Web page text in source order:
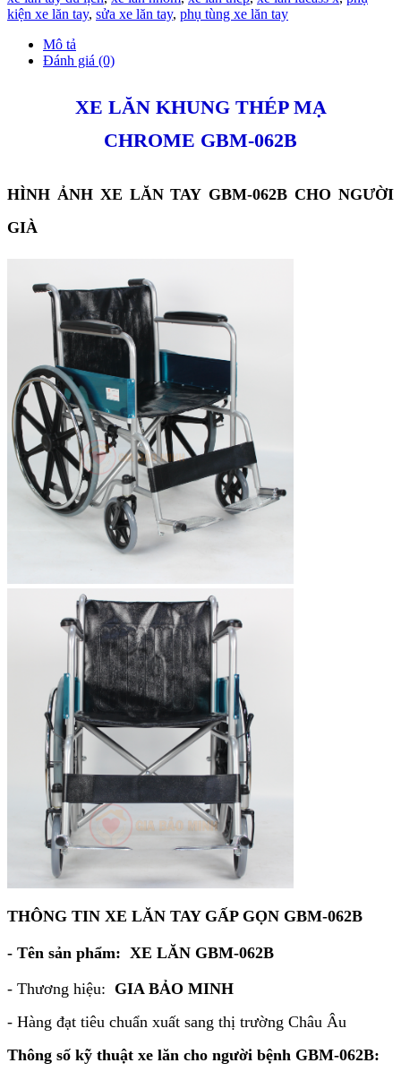
kiện xe lăn tay, sửa xe lăn tay, phụ tùng xe lăn tay
Mô tả
Đánh giá (0)
XE LĂN KHUNG THÉP MẠ
CHROME GBM-062B
HÌNH ẢNH XE LĂN TAY GBM-062B CHO NGƯỜI
GIÀ
THÔNG TIN XE LĂN TAY GẤP GỌN GBM-062B
- Tên sản phẩm: XE LĂN GBM-062B
- Thương hiệu: GIA BẢO MINH
- Hàng đạt tiêu chuẩn xuất sang thị trường Châu Âu
Thông số kỹ thuật xe lăn cho người bệnh GBM-062B: